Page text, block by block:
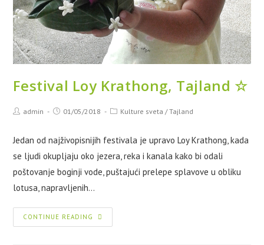
Festival Loy Krathong, Tajland ☆
admin 01/05/2018 Kulture sveta / Tajland
Jedan od najživopisnijih festivala je upravo Loy Krathong, kada
se ljudi okupljaju oko jezera, reka i kanala kako bi odali
poštovanje boginji vode, puštajući prelepe splavove u obliku
lotusa, napravljenih…
CONTINUE READING